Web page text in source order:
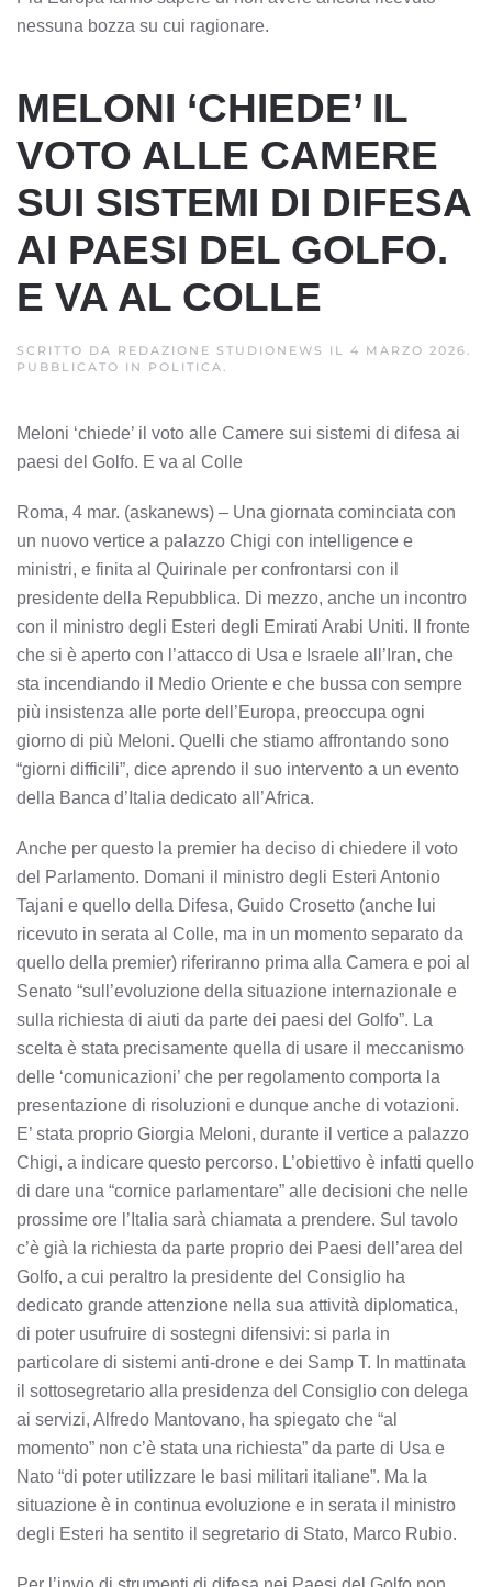
nessuna bozza su cui ragionare.
MELONI ‘CHIEDE’ IL
VOTO ALLE CAMERE
SUI SISTEMI DI DIFESA
AI PAESI DEL GOLFO.
E VA AL COLLE
SCRITTO DA REDAZIONE STUDIONEWS IL 4 MARZO 2026.
PUBBLICATO IN POLITICA.
Meloni ‘chiede’ il voto alle Camere sui sistemi di difesa ai
paesi del Golfo. E va al Colle
Roma, 4 mar. (askanews) – Una giornata cominciata con
un nuovo vertice a palazzo Chigi con intelligence e
ministri, e finita al Quirinale per confrontarsi con il
presidente della Repubblica. Di mezzo, anche un incontro
con il ministro degli Esteri degli Emirati Arabi Uniti. Il fronte
che si è aperto con l’attacco di Usa e Israele all’Iran, che
sta incendiando il Medio Oriente e che bussa con sempre
più insistenza alle porte dell’Europa, preoccupa ogni
giorno di più Meloni. Quelli che stiamo affrontando sono
“giorni difficili”, dice aprendo il suo intervento a un evento
della Banca d’Italia dedicato all’Africa.
Anche per questo la premier ha deciso di chiedere il voto
del Parlamento. Domani il ministro degli Esteri Antonio
Tajani e quello della Difesa, Guido Crosetto (anche lui
ricevuto in serata al Colle, ma in un momento separato da
quello della premier) riferiranno prima alla Camera e poi al
Senato “sull’evoluzione della situazione internazionale e
sulla richiesta di aiuti da parte dei paesi del Golfo”. La
scelta è stata precisamente quella di usare il meccanismo
delle ‘comunicazioni’ che per regolamento comporta la
presentazione di risoluzioni e dunque anche di votazioni.
E’ stata proprio Giorgia Meloni, durante il vertice a palazzo
Chigi, a indicare questo percorso. L’obiettivo è infatti quello
di dare una “cornice parlamentare” alle decisioni che nelle
prossime ore l’Italia sarà chiamata a prendere. Sul tavolo
c’è già la richiesta da parte proprio dei Paesi dell’area del
Golfo, a cui peraltro la presidente del Consiglio ha
dedicato grande attenzione nella sua attività diplomatica,
di poter usufruire di sostegni difensivi: si parla in
particolare di sistemi anti-drone e dei Samp T. In mattinata
il sottosegretario alla presidenza del Consiglio con delega
ai servizi, Alfredo Mantovano, ha spiegato che “al
momento” non c’è stata una richiesta” da parte di Usa e
Nato “di poter utilizzare le basi militari italiane”. Ma la
situazione è in continua evoluzione e in serata il ministro
degli Esteri ha sentito il segretario di Stato, Marco Rubio.